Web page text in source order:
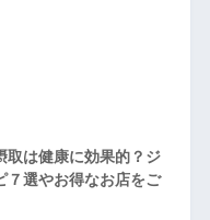
取は健康に効果的？ジ
７選やお得なお店をご